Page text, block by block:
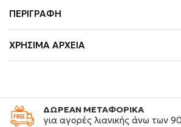
ΠΕΡΙΓΡΑΦΉ
ΧΡΉΣΙΜΑ ΑΡΧΕΊΑ
ΔΩΡΕΑΝ ΜΕΤΑΦΟΡΙΚΑ
για αγορές λιανικής άνω των